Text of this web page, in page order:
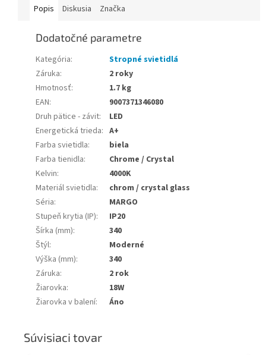
Popis Diskusia Značka
Dodatočné parametre
Kategória:
Stropné svietidlá
Záruka:
2 roky
Hmotnosť:
1.7 kg
EAN:
9007371346080
Druh pätice - závit:
LED
Energetická trieda: A+
Farba svietidla:
biela
Farba tienidla:
Chrome / Crystal
Kelvin:
4000K
Materiál svietidla:
chrom / crystal glass
Séria:
MARGO
Stupeň krytia (IP):
IP20
Šírka (mm):
340
Štýl:
Moderné
Výška (mm):
340
Záruka:
2 rok
Žiarovka:
18W
Žiarovka v balení: Áno
Súvisiaci tovar